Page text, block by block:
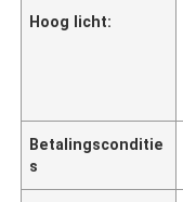
Hoog licht:
Betalingsconditie
s